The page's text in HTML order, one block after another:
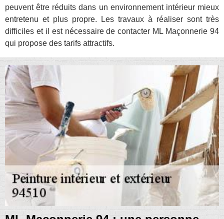
peuvent être réduits dans un environnement intérieur mieux
entretenu et plus propre. Les travaux à réaliser sont très
difficiles et il est nécessaire de contacter ML Maçonnerie 94
qui propose des tarifs attractifs.